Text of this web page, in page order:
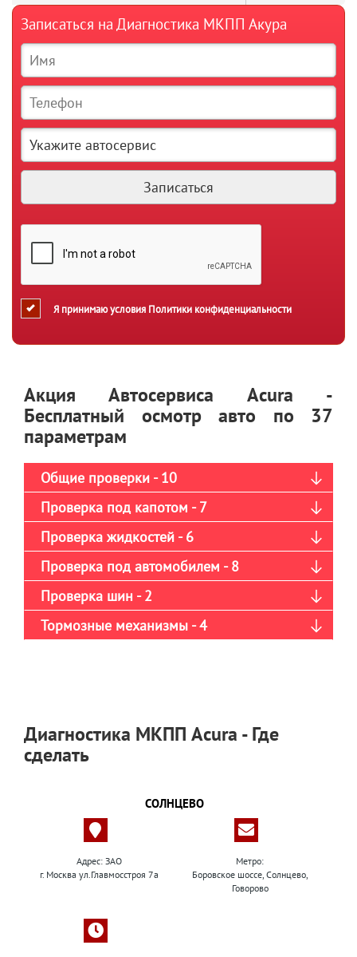
Записаться на Диагностика МКПП Акура
Я принимаю условия Политики конфиденциальности
Акция Автосервиса Acura -
Бесплатный осмотр авто по 37
параметрам
Общие проверки - 10
Проверка под капотом - 7
Проверка жидкостей - 6
Проверка под автомобилем - 8
Проверка шин - 2
Тормозные механизмы - 4
Диагностика МКПП Acura - Где
сделать
СОЛНЦЕВО
Адрес: ЗАО
г. Москва ул.Главмосстроя 7а
Метро:
Боровское шоссе, Солнцево,
Говорово